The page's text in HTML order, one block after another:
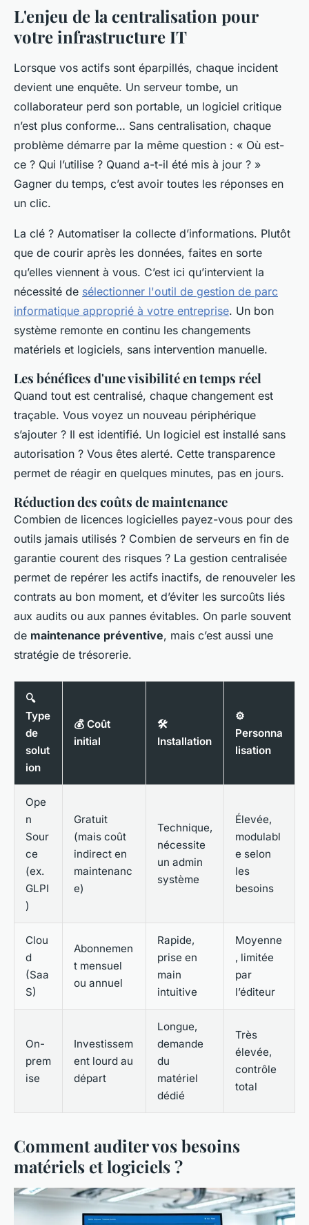
L'enjeu de la centralisation pour
votre infrastructure IT
Lorsque vos actifs sont éparpillés, chaque incident
devient une enquête. Un serveur tombe, un
collaborateur perd son portable, un logiciel critique
n’est plus conforme… Sans centralisation, chaque
problème démarre par la même question : « Où est-
ce ? Qui l’utilise ? Quand a-t-il été mis à jour ? »
Gagner du temps, c’est avoir toutes les réponses en
un clic.
La clé ? Automatiser la collecte d’informations. Plutôt
que de courir après les données, faites en sorte
qu’elles viennent à vous. C’est ici qu’intervient la
nécessité de sélectionner l'outil de gestion de parc
informatique approprié à votre entreprise. Un bon
système remonte en continu les changements
matériels et logiciels, sans intervention manuelle.
Les bénéfices d'une visibilité en temps réel
Quand tout est centralisé, chaque changement est
traçable. Vous voyez un nouveau périphérique
s’ajouter ? Il est identifié. Un logiciel est installé sans
autorisation ? Vous êtes alerté. Cette transparence
permet de réagir en quelques minutes, pas en jours.
Réduction des coûts de maintenance
Combien de licences logicielles payez-vous pour des
outils jamais utilisés ? Combien de serveurs en fin de
garantie courent des risques ? La gestion centralisée
permet de repérer les actifs inactifs, de renouveler les
contrats au bon moment, et d’éviter les surcoûts liés
aux audits ou aux pannes évitables. On parle souvent
de maintenance préventive, mais c’est aussi une
stratégie de trésorerie.
🔍
Type
de
solut
ion
💰 Coût
initial
🛠️
Installation
⚙️
Personna
lisation
Ope
n
Sour
ce
(ex.
GLPI
)
Gratuit
(mais coût
indirect en
maintenanc
e)
Technique,
nécessite
un admin
système
Élevée,
modulabl
e selon
les
besoins
Clou
d
(Saa
S)
Abonnemen
t mensuel
ou annuel
Rapide,
prise en
main
intuitive
Moyenne
, limitée
par
l’éditeur
On-
prem
ise
Investissem
ent lourd au
départ
Longue,
demande
du
matériel
dédié
Très
élevée,
contrôle
total
Comment auditer vos besoins
matériels et logiciels ?